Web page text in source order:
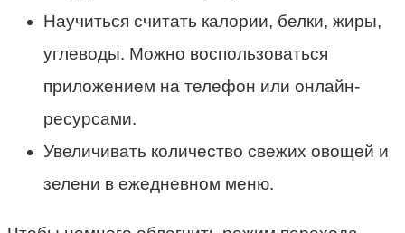
Научиться считать калории, белки, жиры,
углеводы. Можно воспользоваться
приложением на телефон или онлайн-
ресурсами.
Увеличивать количество свежих овощей и
зелени в ежедневном меню.